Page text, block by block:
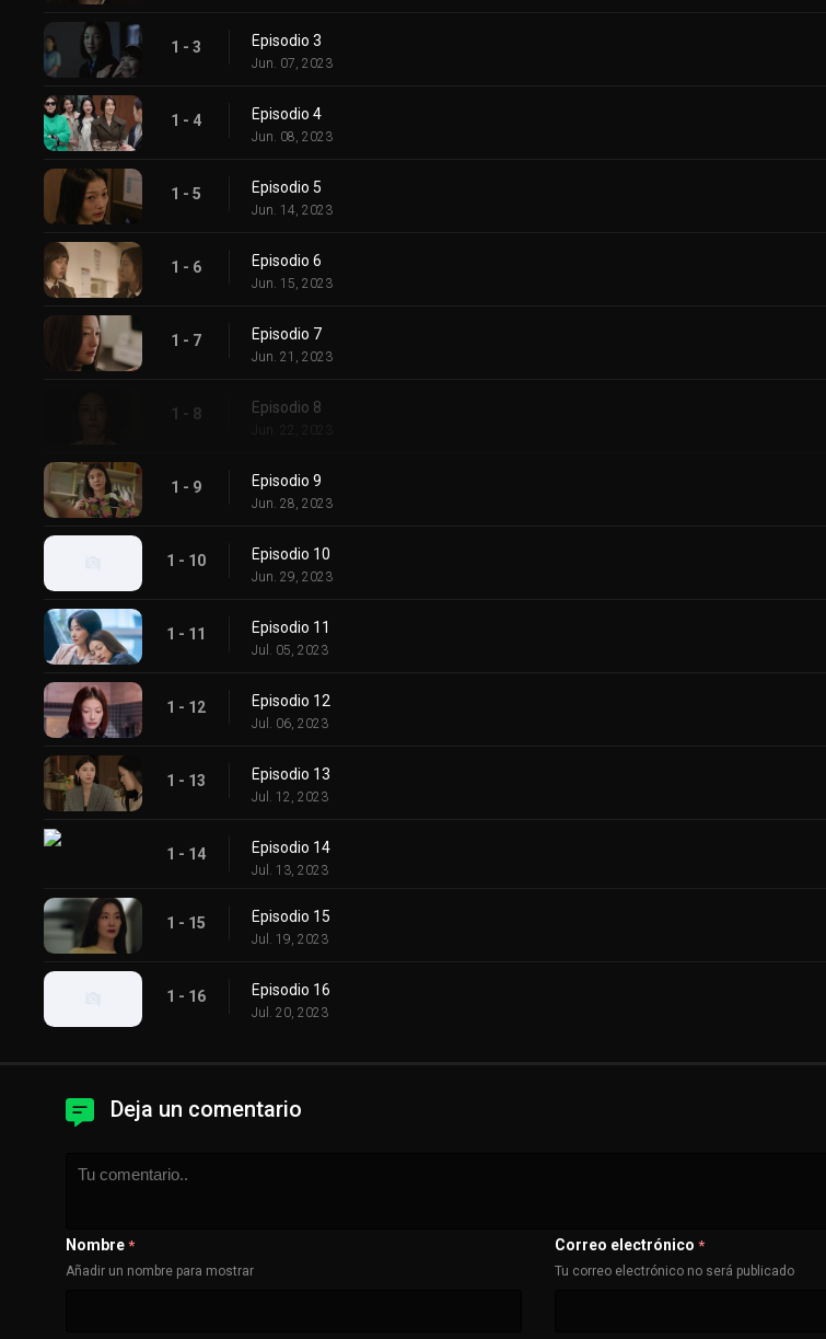
1 - 3 Episodio 3
Jun. 07, 2023
1 - 4 Episodio 4
Jun. 08, 2023
1 - 5 Episodio 5
Jun. 14, 2023
1 - 6 Episodio 6
Jun. 15, 2023
1 - 7 Episodio 7
Jun. 21, 2023
1 - 8 Episodio 8
Jun. 22, 2023
1 - 9 Episodio 9
Jun. 28, 2023
1 - 10 Episodio 10
Jun. 29, 2023
1 - 11 Episodio 11
Jul. 05, 2023
1 - 12 Episodio 12
Jul. 06, 2023
1 - 13 Episodio 13
Jul. 12, 2023
1 - 14 Episodio 14
Jul. 13, 2023
1 - 15 Episodio 15
Jul. 19, 2023
1 - 16 Episodio 16
Jul. 20, 2023
Deja un comentario
Nombre *
Añadir un nombre para mostrar
Correo electrónico *
Tu correo electrónico no será publicado